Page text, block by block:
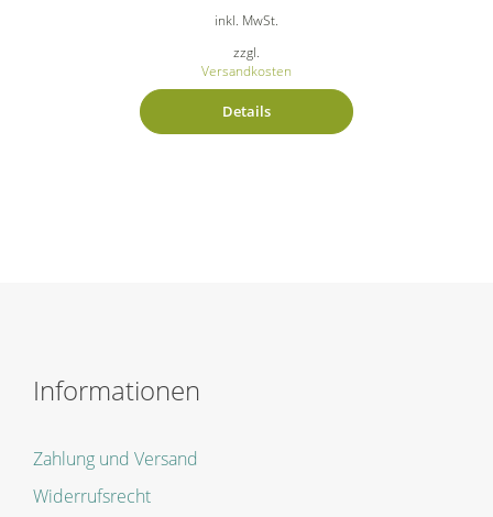
inkl. MwSt.
zzgl.
Versandkosten
Details
Informationen
Zahlung und Versand
Widerrufsrecht